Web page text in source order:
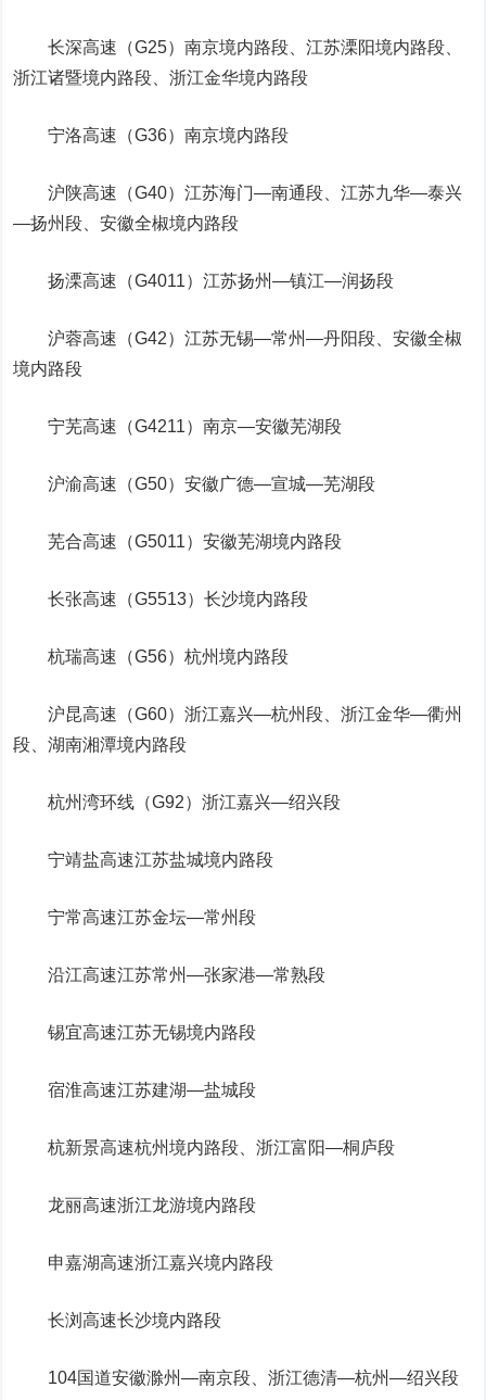
长深高速（G25）南京境内路段、江苏溧阳境内路段、
浙江诸暨境内路段、浙江金华境内路段
宁洛高速（G36）南京境内路段
沪陕高速（G40）江苏海门—南通段、江苏九华—泰兴
—扬州段、安徽全椒境内路段
扬溧高速（G4011）江苏扬州—镇江—润扬段
沪蓉高速（G42）江苏无锡—常州—丹阳段、安徽全椒
境内路段
宁芜高速（G4211）南京—安徽芜湖段
沪渝高速（G50）安徽广德—宣城—芜湖段
芜合高速（G5011）安徽芜湖境内路段
长张高速（G5513）长沙境内路段
杭瑞高速（G56）杭州境内路段
沪昆高速（G60）浙江嘉兴—杭州段、浙江金华—衢州
段、湖南湘潭境内路段
杭州湾环线（G92）浙江嘉兴—绍兴段
宁靖盐高速江苏盐城境内路段
宁常高速江苏金坛—常州段
沿江高速江苏常州—张家港—常熟段
锡宜高速江苏无锡境内路段
宿淮高速江苏建湖—盐城段
杭新景高速杭州境内路段、浙江富阳—桐庐段
龙丽高速浙江龙游境内路段
申嘉湖高速浙江嘉兴境内路段
长浏高速长沙境内路段
104国道安徽滁州—南京段、浙江德清—杭州—绍兴段